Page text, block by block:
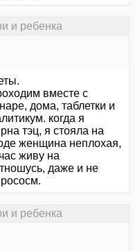
и ребенка
вместе с
дома, таблетки и
когда я
тэц, я стояла на
женщина неплохая,
живу на
даже и не
и ребенка